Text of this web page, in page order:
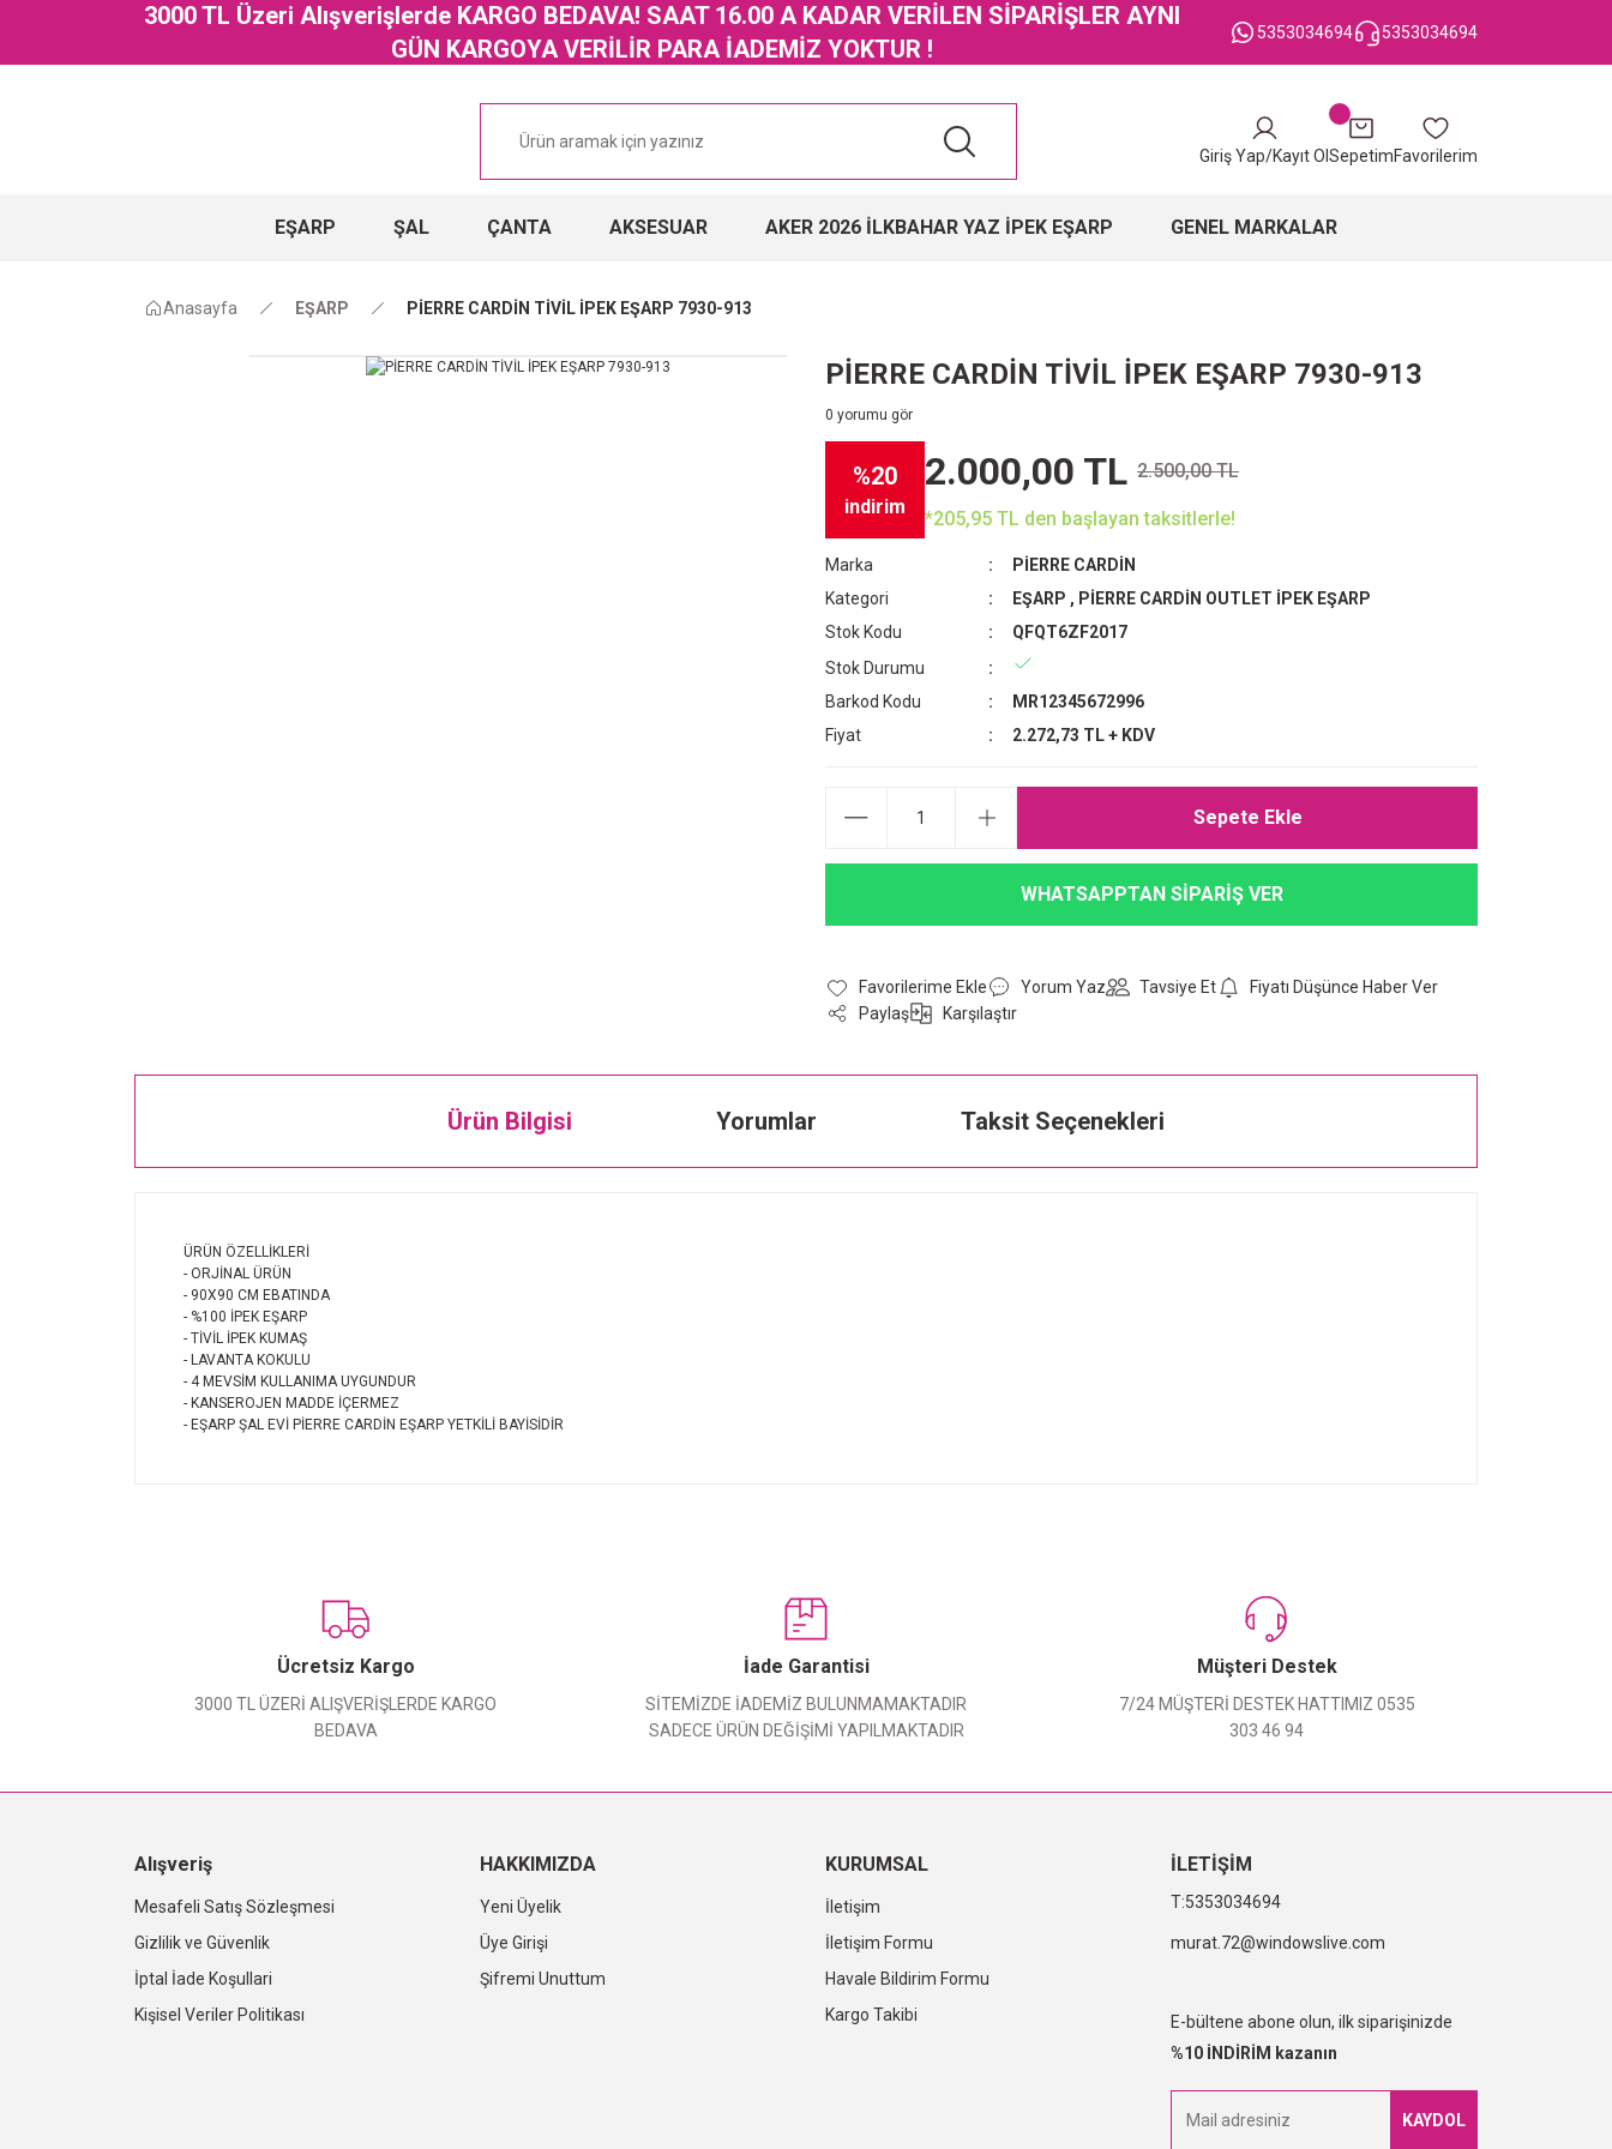
3000 TL Üzeri Alışverişlerde KARGO BEDAVA! SAAT 16.00 A KADAR VERİLEN SİPARİŞLER AYNI
GÜN KARGOYA VERİLİR PARA İADEMİZ YOKTUR !
5353034694 5353034694
Giriş Yap/Kayıt Ol SepetimFavorilerim
EŞARP ŞAL ÇANTA AKSESUAR AKER 2026 İLKBAHAR YAZ İPEK EŞARP GENEL MARKALAR
Anasayfa EŞARP PİERRE CARDİN TİVİL İPEK EŞARP 7930-913
PİERRE CARDİN TİVİL İPEK EŞARP 7930-913
0 yorumu gör
%20
indirim
2.000,00 TL 2.500,00 TL
*205,95 TL den başlayan taksitlerle!
Marka
PİERRE CARDİN
Kategori
EŞARP , PİERRE CARDİN OUTLET İPEK EŞARP
Stok Kodu
QFQT6ZF2017
Stok Durumu
Barkod Kodu
MR12345672996
Fiyat
2.272,73 TL + KDV
Sepete Ekle
WHATSAPPTAN SİPARİŞ VER
Yorum Yaz Tavsiye Et
Fiyatı Düşünce Haber Ver
Paylaş
Karşılaştır
Ürün Bilgisi Yorumlar Taksit Seçenekleri
ÜRÜN ÖZELLİKLERİ
- ORJİNAL ÜRÜN
- 90X90 CM EBATINDA
- %100 İPEK EŞARP
- TİVİL İPEK KUMAŞ
- LAVANTA KOKULU
- 4 MEVSİM KULLANIMA UYGUNDUR
- KANSEROJEN MADDE İÇERMEZ
- EŞARP ŞAL EVİ PİERRE CARDİN EŞARP YETKİLİ BAYİSİDİR
Yorum Yaz
Ücretsiz Kargo
3000 TL ÜZERİ ALIŞVERİŞLERDE KARGO
BEDAVA
İade Garantisi
SİTEMİZDE İADEMİZ BULUNMAMAKTADIR
SADECE ÜRÜN DEĞİŞİMİ YAPILMAKTADIR
Müşteri Destek
7/24 MÜŞTERİ DESTEK HATTIMIZ 0535
303 46 94
Alışveriş
Mesafeli Satış Sözleşmesi
Gizlilik ve Güvenlik
İptal İade Koşullari
Kişisel Veriler Politikası
HAKKIMIZDA
Yeni Üyelik
Üye Girişi
Şifremi Unuttum
KURUMSAL
İletişim
İletişim Formu
Havale Bildirim Formu
Kargo Takibi
İLETİŞİM
5353034694
murat.72@windowslive.com
E-bültene abone olun, ilk siparişinizde
%10 İNDİRİM kazanın
KAYDOL